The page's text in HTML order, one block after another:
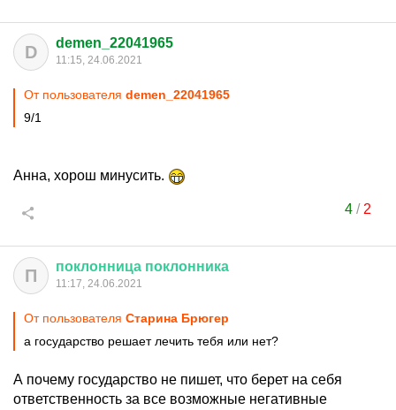
D demen_22041965
11:15, 24.06.2021
От пользователя demen_22041965
9/1
Анна, хорош минусить.
4/ 2
П поклонница поклонника
11:17, 24.06.2021
От пользователя Старина Брюгер
а государство решает лечить тебя или нет?
А почему государство не пишет, что берет на себя
ответственность за все возможные негативные